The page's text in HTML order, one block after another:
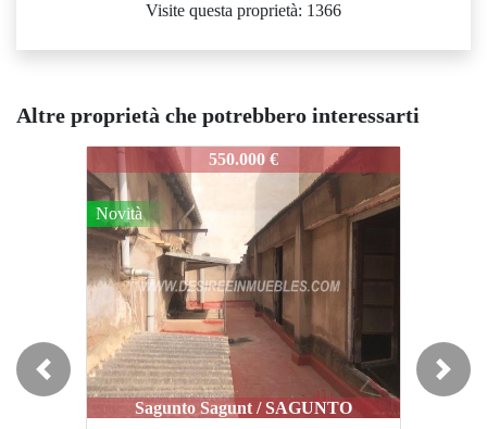
Visite questa proprietà: 1366
Altre proprietà che potrebbero interessarti
921-constitucion550.000 €
Sagunto Sagunt / SAGUNTO
921-constitucion900.000 €
Moncada / MONCADA
Previous Next